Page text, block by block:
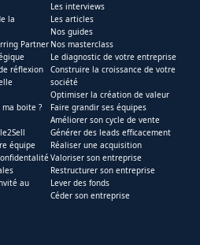
la
Partner
réflexion
ma boite ?
équipe
au
Les interviews
Les articles
Nos guides
Nos masterclass
Le diagnostic de votre entreprise
Construire la croissance de votre
société
Optimiser la création de valeur
Faire grandir ses équipes
Améliorer son cycle de vente
Générer des leads efficacement
Réaliser une acquisition
Valoriser son entreprise
Restructurer son entreprise
Lever des fonds
Céder son entreprise